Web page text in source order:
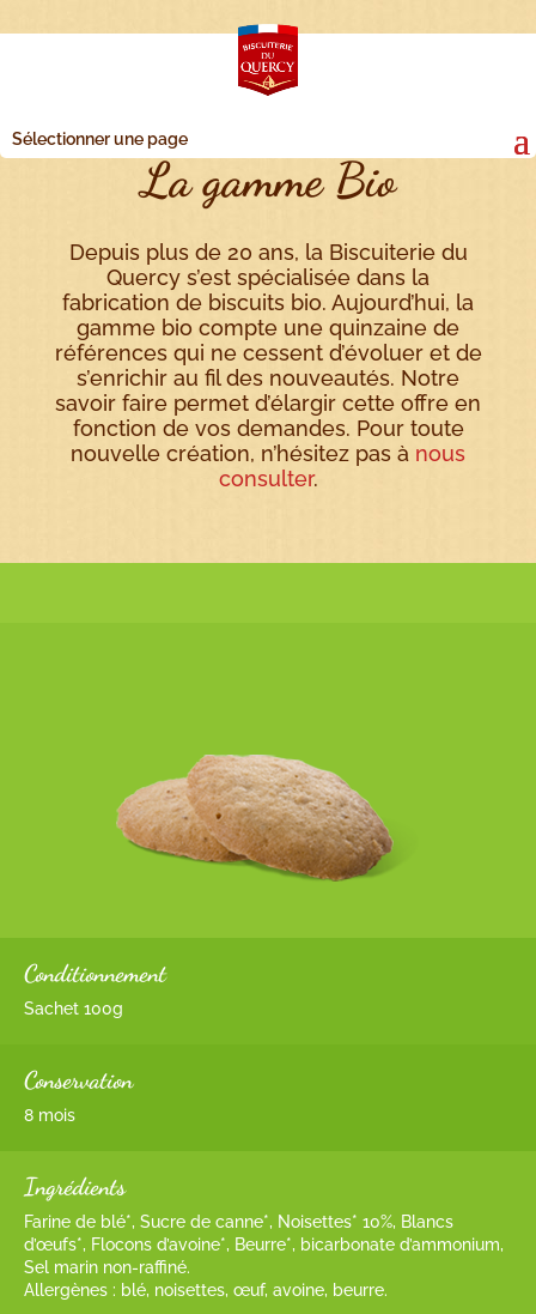
Sélectionner une page
La gamme Bio
Depuis plus de 20 ans, la Biscuiterie du
Quercy s’est spécialisée dans la
fabrication de biscuits bio. Aujourd’hui, la
gamme bio compte une quinzaine de
références qui ne cessent d’évoluer et de
s’enrichir au fil des nouveautés. Notre
savoir faire permet d’élargir cette offre en
fonction de vos demandes. Pour toute
nouvelle création, n’hésitez pas à nous
consulter.
Conditionnement
Sachet 100g
Conservation
8 mois
Ingrédients
Farine de blé*, Sucre de canne*, Noisettes* 10%, Blancs
d’œufs*, Flocons d’avoine*, Beurre*, bicarbonate d’ammonium,
Sel marin non-raffiné.
Allergènes : blé, noisettes, œuf, avoine, beurre.